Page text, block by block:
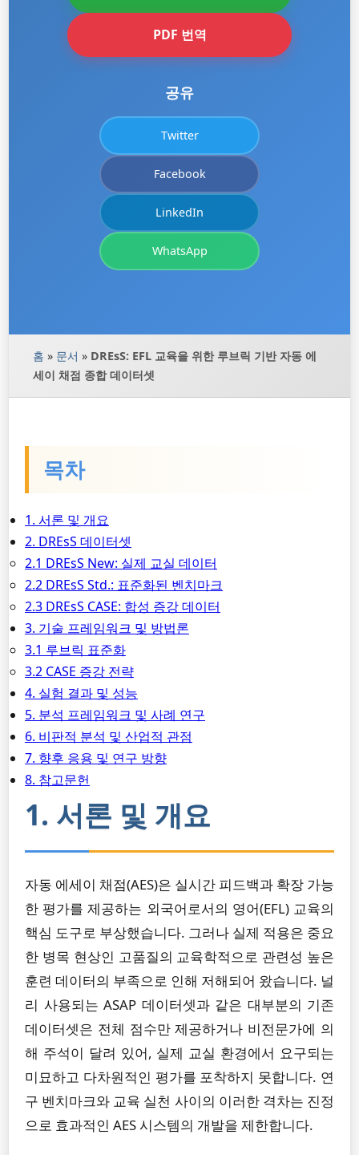
PDF 번역
공유
Twitter
Facebook
LinkedIn
WhatsApp
홈 » 문서 » DREsS: EFL 교육을 위한 루브릭 기반 자동 에
세이 채점 종합 데이터셋
목차
1. 서론 및 개요
2. DREsS 데이터셋
2.1 DREsS New: 실제 교실 데이터
2.2 DREsS Std.: 표준화된 벤치마크
2.3 DREsS CASE: 합성 증강 데이터
3. 기술 프레임워크 및 방법론
3.1 루브릭 표준화
3.2 CASE 증강 전략
4. 실험 결과 및 성능
5. 분석 프레임워크 및 사례 연구
6. 비판적 분석 및 산업적 관점
7. 향후 응용 및 연구 방향
8. 참고문헌
1. 서론 및 개요
자동 에세이 채점(AES)은 실시간 피드백과 확장 가능
한 평가를 제공하는 외국어로서의 영어(EFL) 교육의
핵심 도구로 부상했습니다. 그러나 실제 적용은 중요
한 병목 현상인 고품질의 교육학적으로 관련성 높은
훈련 데이터의 부족으로 인해 저해되어 왔습니다. 널
리 사용되는 ASAP 데이터셋과 같은 대부분의 기존
데이터셋은 전체 점수만 제공하거나 비전문가에 의
해 주석이 달려 있어, 실제 교실 환경에서 요구되는
미묘하고 다차원적인 평가를 포착하지 못합니다. 연
구 벤치마크와 교육 실천 사이의 이러한 격차는 진정
으로 효과적인 AES 시스템의 개발을 제한합니다.